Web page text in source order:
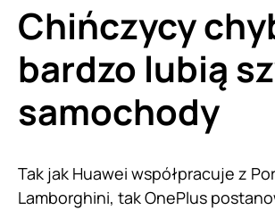
Chińczycy
bardzo lubią
samochody
Tak jak Huawei współpracuje z
Lamborghini, tak OnePlus